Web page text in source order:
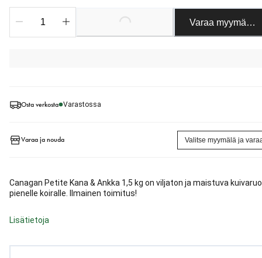
Osta verkosta Varastossa
Varaa ja nouda Valitse myymälä ja
Canagan Petite Kana & Ankka 1,5 kg on viljaton ja maistuva
pienelle koiralle. Ilmainen toimitus!
Lisätietoja
Loading... Varaa